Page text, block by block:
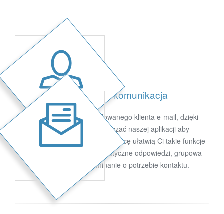
Wbudowana komunikacja
Sugester CRM ma wbudowanego klienta e-mail, dzięki
czemu nie musisz opuszczać naszej aplikacji aby
skontaktować się z klientami. Pracę ułatwią Ci takie funkcje
jak szablony e-maili, automatyczne odpowiedzi, grupowa
wysyłka czy przypominanie o potrzebie kontaktu.